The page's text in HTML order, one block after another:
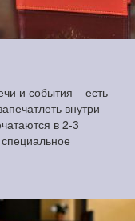
и события – есть
внутри
в 2-3